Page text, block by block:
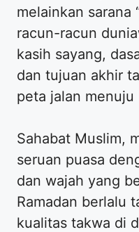
melainkan sarana
racun-racun
kasih sayang,
dan tujuan akhir
peta jalan menuju
Sahabat Muslim,
seruan puasa
dan wajah yang
Ramadan berlalu
kualitas takwa di